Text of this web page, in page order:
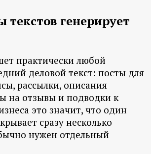
текстов генерирует
практически любой
деловой текст: посты для
рассылки, описания
на отзывы и подводки к
это значит, что один
сразу несколько
нужен отдельный